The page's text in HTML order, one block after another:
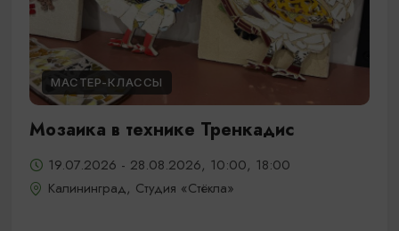
МАСТЕР-КЛАССЫ
Мозаика в технике Тренкадис
19.07.2026 - 28.08.2026, 10:00, 18:00
Калининград, Студия «Стёкла»